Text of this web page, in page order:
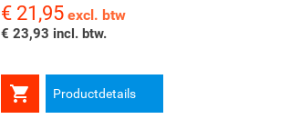
Prijs
€ 21,95 excl. btw
€ 23,93 incl. btw.
 Productdetails